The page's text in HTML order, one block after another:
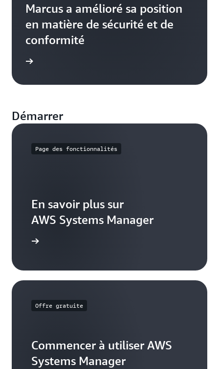
Marcus a amélioré sa position
en matière de sécurité et de
conformité
Démarrer
Page des fonctionnalités
En savoir plus sur
AWS Systems Manager
Offre gratuite
Commencer à utiliser AWS
Systems Manager